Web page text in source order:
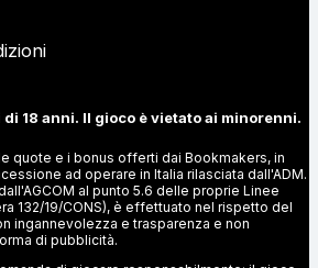
18 anni. Il gioco è vietato ai minorenni.
quote e i bonus offerti dai Bookmakers, in
ad operare in Italia rilasciata dall'ADM.
al punto 5.6 delle proprie Linee
132/19/CONS), è effettuato nel rispetto del
ingannevolezza e trasparenza e non
di pubblicità.